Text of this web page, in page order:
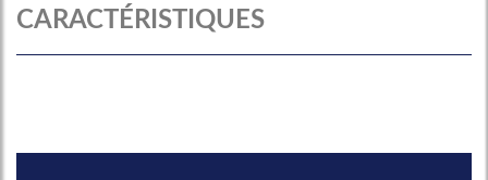
CARACTÉRISTIQUES